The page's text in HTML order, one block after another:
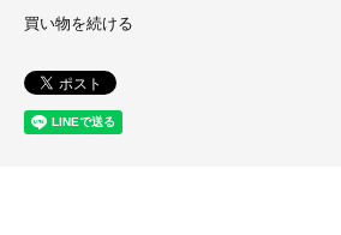
買い物を続ける